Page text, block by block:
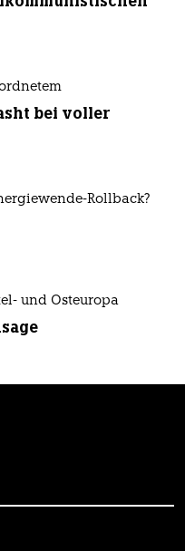
bei voller
Rollback?
und Osteuropa